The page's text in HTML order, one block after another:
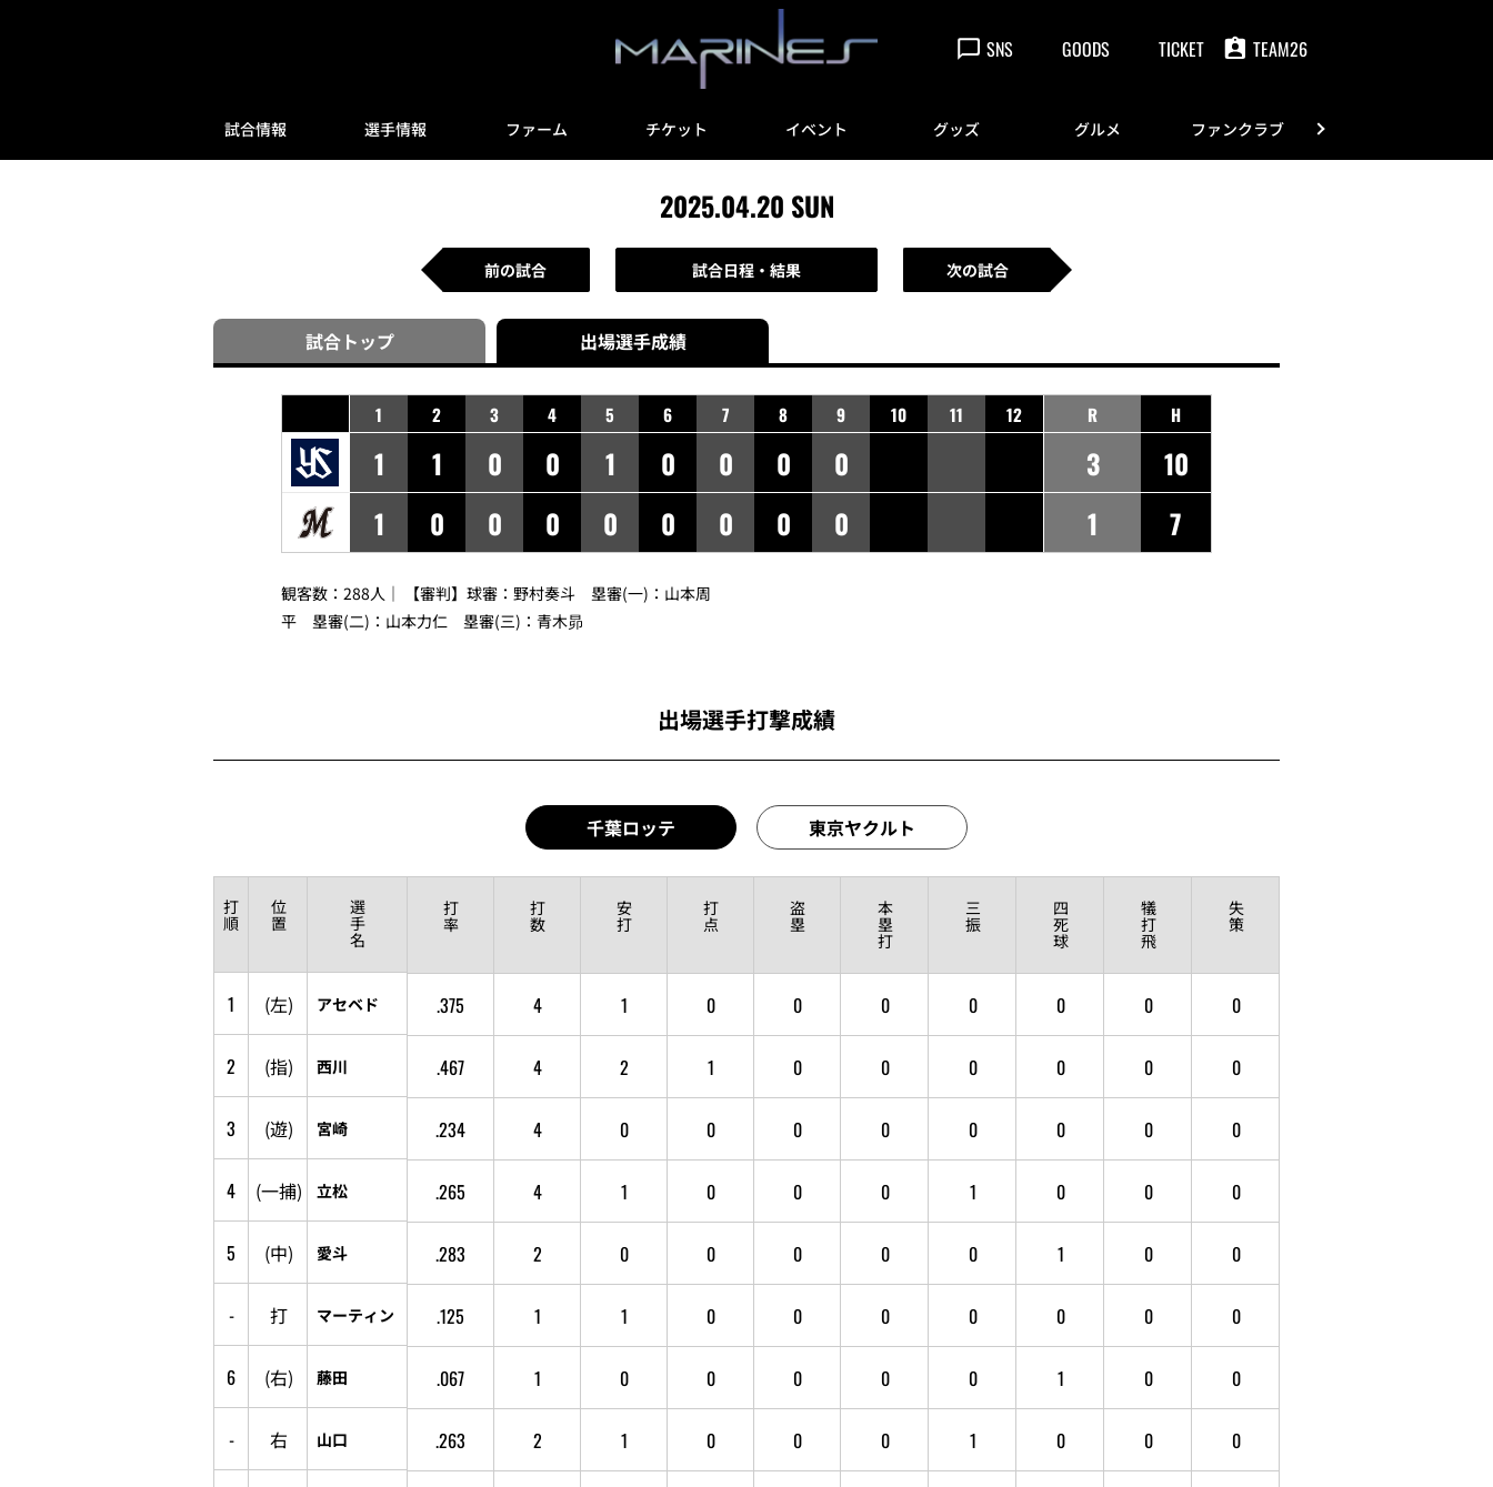
SNS GOODS TICKET TEAM26
試合情報 選手情報 ファーム チケット イベント グッズ グルメ ファンクラブ
2025.04.20 SUN
前の試合 試合日程・結果 次の試合
試合トップ 出場選手成績
1 2 3 4 5 6 7 8 9 10 11 12
1 1 0 0 1 0 0 0
0
1
0 0 0 0 0 0 0 0
R H
3
10
1
7
観客数：288人｜ 【審判】球審： 野村奏斗 塁審(一)： 山本周
平 塁審(二)： 山本力仁 塁審(三)： 青木昴
出場選手打撃成績
千葉ロッテ 東京ヤクルト
打
順
位
置
選
手
名
打
率
打
数
安
打
打
点
盗
塁
本
塁
打
三
振
四
死
球
犠
打
飛
失
策
1 (左) アセベド .375 4 1 0 0 0 0 0 0 0
2 (指) 西川 .467 4 2 1 0 0 0 0 0 0
3 (遊) 宮崎 .234 4 0 0 0 0 0 0 0 0
4 (一捕) 立松 .265 4 1 0 0 0 1 0 0 0
5 (中) 愛斗 .283 2 0 0 0 0 0 1 0 0
- 打 マーティン .125 1 1 0 0 0 0 0 0 0
6 (右) 藤田 .067 1 0 0 0 0 0 1 0 0
- 右 山口 .263 2 1 0 0 0 1 0 0 0